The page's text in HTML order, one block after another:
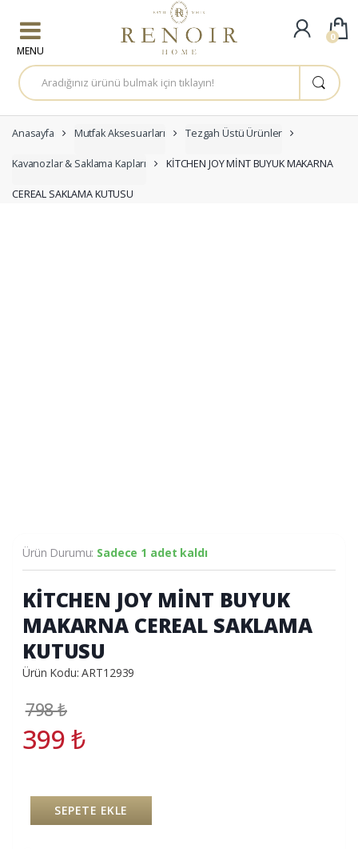
A
r
a
a
:
Anasayfa Mutfak Aksesuarları Tezgah Üstü Ürünler
Kavanozlar & Saklama Kapları KİTCHEN JOY MİNT BUYUK MAKARNA
CEREAL SAKLAMA KUTUSU
Ürün Durumu: Sadece 1 adet kaldı
KİTCHEN JOY MİNT BUYUK
MAKARNA CEREAL SAKLAMA
KUTUSU
Ürün Kodu: ART12939
798₺
399₺
SEPETE EKLE
0